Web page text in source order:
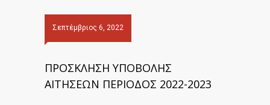
Σεπτέμβριος 6, 2022
ΠΡΟΣΚΛΗΣΗ ΥΠΟΒΟΛΗΣ
ΑΙΤΗΣΕΩΝ ΠΕΡΙΟΔΟΣ 2022-2023